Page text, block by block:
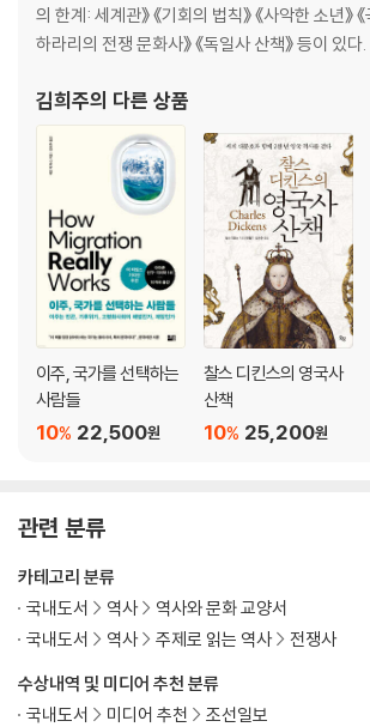
의 한계: 세계관》 《기회의 법칙》 《사악한 소년》
하라리의 전쟁 문화사》 《독일사 산책》 등이 있다.
김희주의 다른 상품
이주, 국가를 선택하는
사람들
22,500원
10%
찰스 디킨스의 영국사
산책
25,200원
10%
관련 분류
수상내역 및 미디어 추천 분류
국내도서
미디어 추천
조선일보
카테고리 분류
국내도서
역사
역사와 문화 교양서
국내도서
역사 주제로 읽는 역사 전쟁사